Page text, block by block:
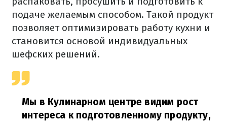
подаче желаемым способом. Такой продукт
позволяет оптимизировать работу кухни и
становится основой индивидуальных
шефских решений.
Мы в Кулинарном центре видим рост
интереса к подготовленному продукту,